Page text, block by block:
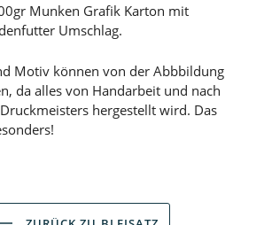
Munken Grafik Karton mit
Umschlag.
Motiv können von der Abbbildung
da alles von Handarbeit und nach
hergestellt wird. Das